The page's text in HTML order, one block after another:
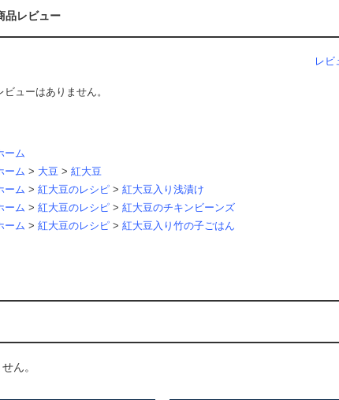
品レビュー
レビ
ビューはありません。
ーム
ーム > 大豆 > 紅大豆
ーム > 紅大豆のレシピ > 紅大豆入り浅漬け
ーム > 紅大豆のレシピ > 紅大豆のチキンビーンズ
ーム > 紅大豆のレシピ > 紅大豆入り竹の子ごはん
ん。